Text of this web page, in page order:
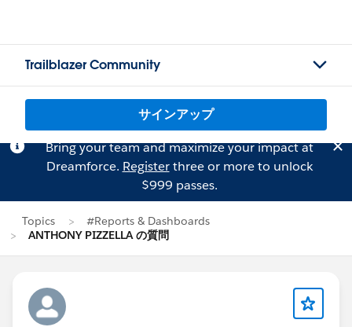
Trailblazer Community
サインアップ
Bring your team and maximize your impact at
Dreamforce. Registerthree or more to unlock
$999 passes.
Topics
#Reports & Dashboards
ANTHONY PIZZELLA の質問